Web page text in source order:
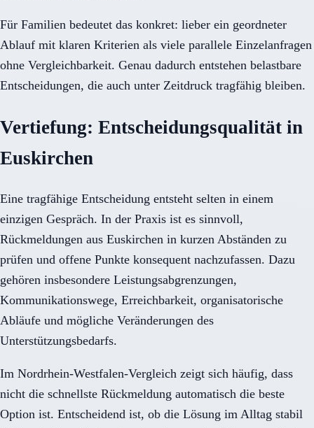
Für Familien bedeutet das konkret: lieber ein geordneter
Ablauf mit klaren Kriterien als viele parallele Einzelanfragen
ohne Vergleichbarkeit. Genau dadurch entstehen belastbare
Entscheidungen, die auch unter Zeitdruck tragfähig bleiben.
Vertiefung: Entscheidungsqualität in
Euskirchen
Eine tragfähige Entscheidung entsteht selten in einem
einzigen Gespräch. In der Praxis ist es sinnvoll,
Rückmeldungen aus Euskirchen in kurzen Abständen zu
prüfen und offene Punkte konsequent nachzufassen. Dazu
gehören insbesondere Leistungsabgrenzungen,
Kommunikationswege, Erreichbarkeit, organisatorische
Abläufe und mögliche Veränderungen des
Unterstützungsbedarfs.
Im Nordrhein-Westfalen-Vergleich zeigt sich häufig, dass
nicht die schnellste Rückmeldung automatisch die beste
Option ist. Entscheidend ist, ob die Lösung im Alltag stabil